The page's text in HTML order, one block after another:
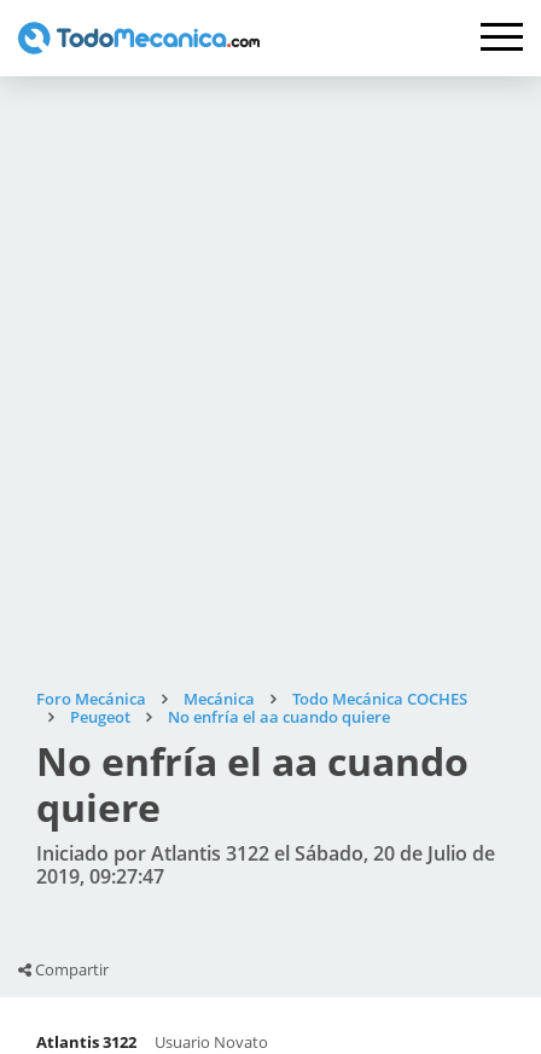
Foro Mecánica Mecánica
Todo Mecánica COCHES
Peugeot
No enfría el aa cuando quiere
No enfría el aa cuando
quiere
Iniciado por Atlantis 3122 el Sábado, 20 de Julio de
2019, 09:27:47
Compartir
Atlantis 3122 Usuario Novato